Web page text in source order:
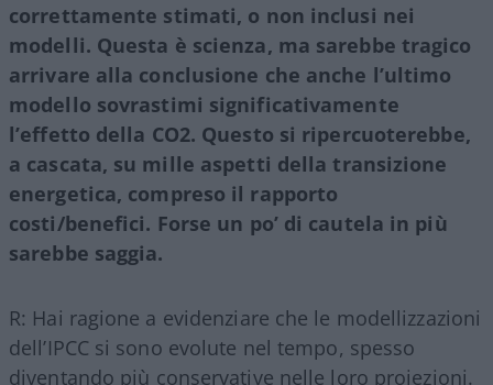
correttamente stimati, o non inclusi nei
modelli. Questa è scienza, ma sarebbe tragico
arrivare alla conclusione che anche l’ultimo
modello sovrastimi significativamente
l’effetto della CO2. Questo si ripercuoterebbe,
a cascata, su mille aspetti della transizione
energetica, compreso il rapporto
costi/benefici. Forse un po’ di cautela in più
sarebbe saggia.
R: Hai ragione a evidenziare che le modellizzazioni
dell’IPCC si sono evolute nel tempo, spesso
diventando più conservative nelle loro proiezioni.